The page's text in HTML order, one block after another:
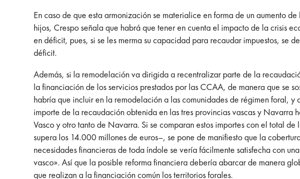
En caso de que esta armonización se materialice en forma de un aumento
hijos, Crespo señala que habrá que tener en cuenta el impacto de la crisis
en déficit, pues, si se les merma su capacidad para recaudar impuestos,
déficit.
Además, si la remodelación va dirigida a recentralizar parte de la
la financiación de los servicios prestados por las CCAA, de manera que se
habría que incluir en la remodelación a las comunidades de régimen foral,
importe de la recaudación obtenida en las tres provincias vascas y
Vasco y otro tanto de Navarra. Si se comparan estos importes con el total
supera los 14.000 millones de euros–, se pone de manifiesto que la
necesidades financieras de toda índole se vería fácilmente satisfecha con
vasco». Así que la posible reforma financiera debería abarcar de manera
que realizan a la financiación común los territorios forales.